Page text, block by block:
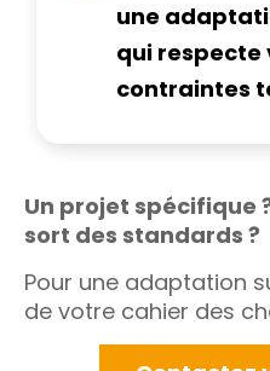
une
qui respecte
contraintes
Un projet spécifique
sort des standards ?
Pour une adaptation
de votre cahier des